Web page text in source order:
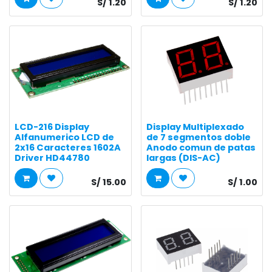
S/ 1.20 S/ 1.20
LCD-216 Display
Alfanumerico LCD de
2x16 Caracteres 1602A
Driver HD44780
S/15.00
Display Multiplexado
de 7 segmentos doble
Anodo comun de patas
largas (DIS-AC)
S/1.00